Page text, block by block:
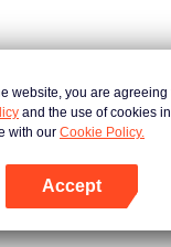
website, you are agreeing
and the use of cookies in
with our Cookie Policy.
Accept